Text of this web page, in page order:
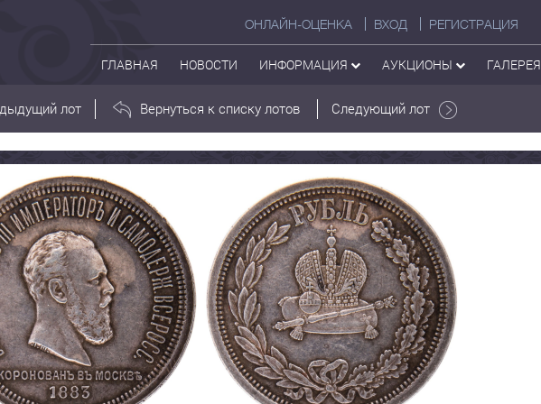
ОНЛАЙН-ОЦЕНКА ВХОД РЕГИСТРАЦИЯ
ГЛАВНАЯ НОВОСТИ ИНФОРМАЦИЯ АУКЦИОНЫ ГАЛЕРЕЯ
лот Вернуться к списку лотов Следующий лот